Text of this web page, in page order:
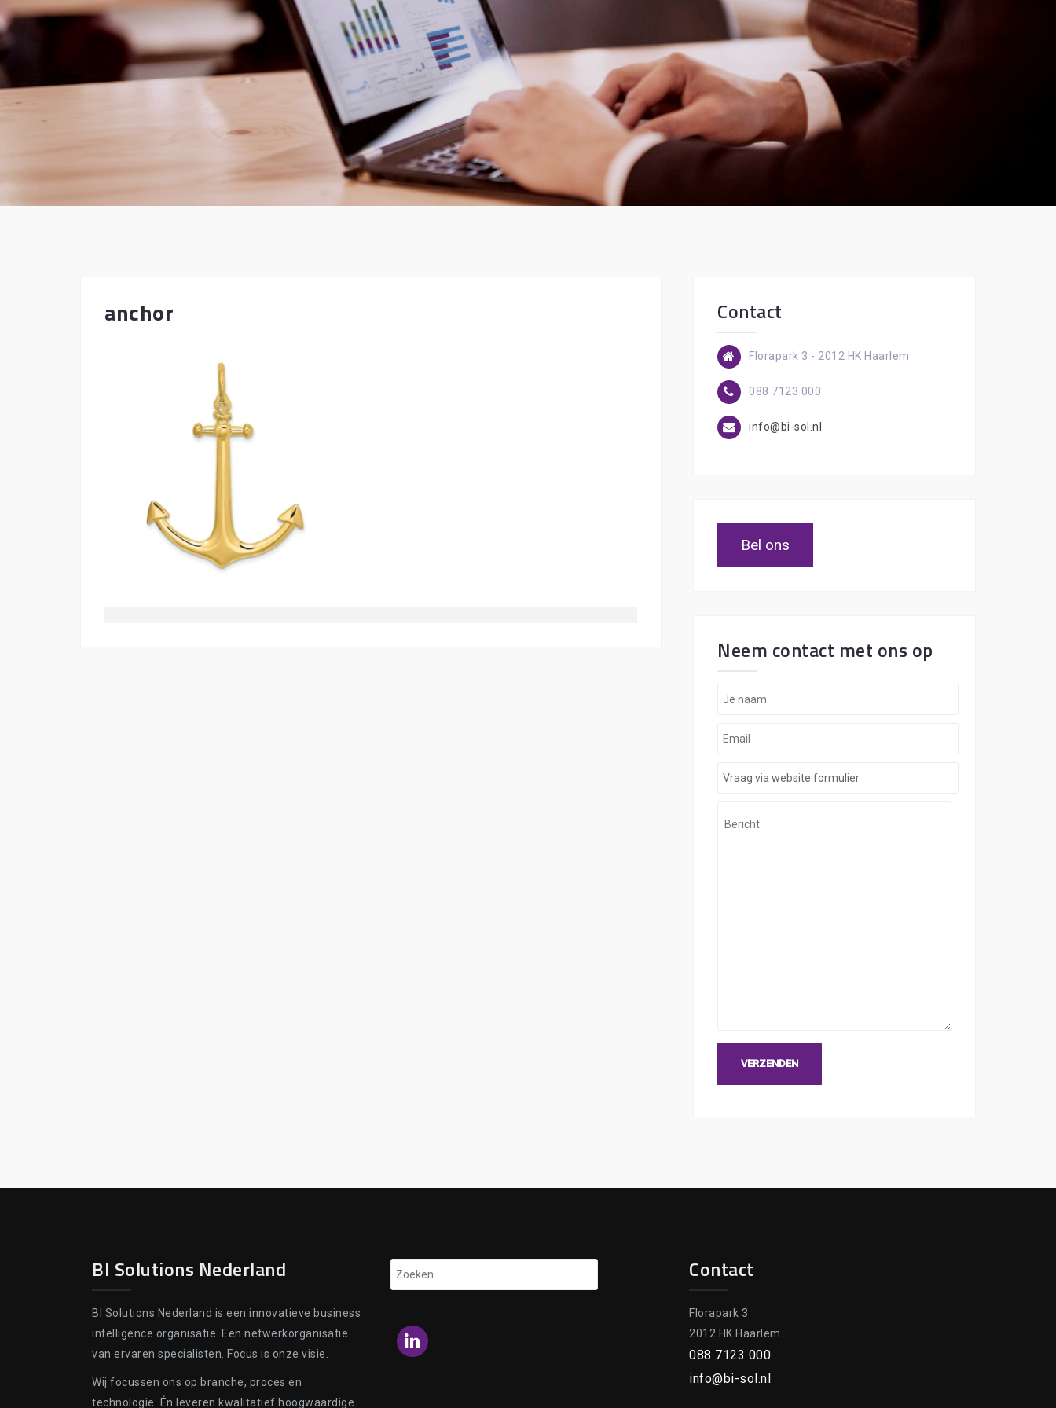
anchor Contact
Florapark 3 - 2012 HK Haarlem
088 7123 000
info@bi-sol.nl
Bel ons
Neem contact met ons op
BI Solutions Nederland
BI Solutions Nederland is een innovatieve business
intelligence organisatie. Een netwerkorganisatie
van ervaren specialisten. Focus is onze visie.
Wij focussen ons op branche, proces en
technologie. Én leveren kwalitatief hoogwaardige
Zoeken
naar:
LinkedIn
Contact
Florapark 3
2012 HK Haarlem
088 7123 000
info@bi-sol.nl